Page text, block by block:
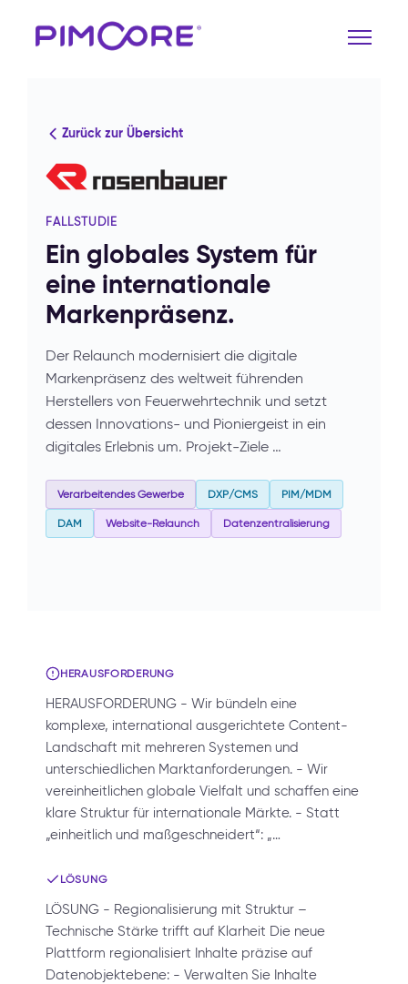
Zurück zur Übersicht
FALLSTUDIE
Ein globales System für
eine internationale
Markenpräsenz.
Der Relaunch modernisiert die digitale
Markenpräsenz des weltweit führenden
Herstellers von Feuerwehrtechnik und setzt
dessen Innovations- und Pioniergeist in ein
digitales Erlebnis um. Projekt-Ziele …
Verarbeitendes Gewerbe DXP/CMS PIM/MDM
DAM Website-Relaunch Datenzentralisierung
HERAUSFORDERUNG
HERAUSFORDERUNG - Wir bündeln eine
komplexe, international ausgerichtete Content-
Landschaft mit mehreren Systemen und
unterschiedlichen Marktanforderungen. - Wir
vereinheitlichen globale Vielfalt und schaffen eine
klare Struktur für internationale Märkte. - Statt
„einheitlich und maßgeschneidert“: „…
LÖSUNG
LÖSUNG - Regionalisierung mit Struktur –
Technische Stärke trifft auf Klarheit Die neue
Plattform regionalisiert Inhalte präzise auf
Datenobjektebene: - Verwalten Sie Inhalte